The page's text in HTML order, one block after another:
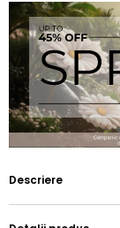
Descriere